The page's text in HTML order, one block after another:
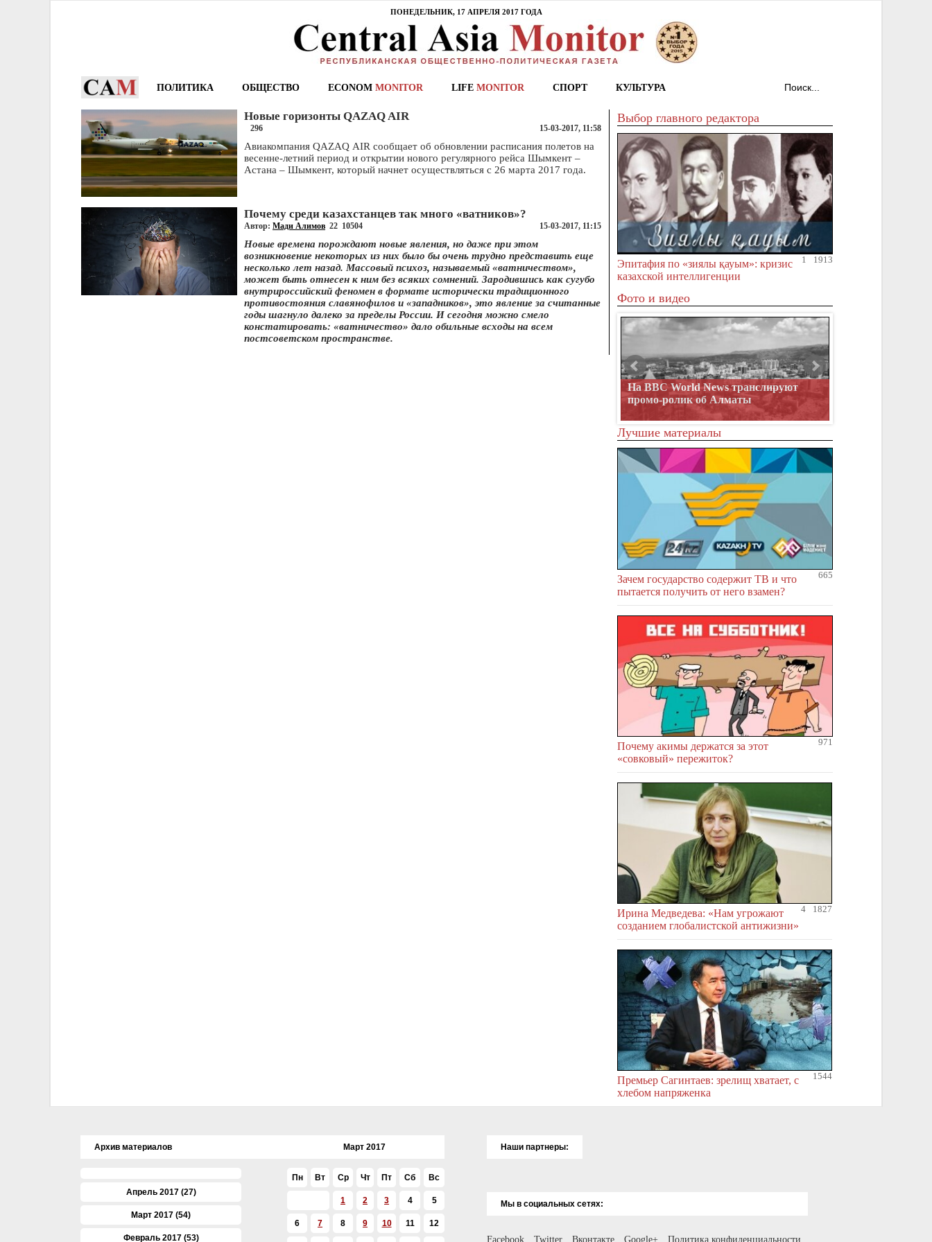
ПОНЕДЕЛЬНИК, 17 АПРЕЛЯ 2017 ГОДА
ПОЛИТИКА ОБЩЕСТВО ECONOM MONITOR LIFE MONITOR СПОРТ КУЛЬТУРА
Новые горизонты QAZAQ AIR
296 15-03-2017, 11:58
Авиакомпания QAZAQ AIR сообщает об обновлении расписания полетов на
весенне-летний период и открытии нового регулярного рейса Шымкент –
Астана – Шымкент, который начнет осуществляться с 26 марта 2017 года.
Почему среди казахстанцев так много «ватников»?
Автор: Мади Алимов 22 10504 15-03-2017, 11:15
Новые времена порождают новые явления, но даже при этом
возникновение некоторых из них было бы очень трудно представить еще
несколько лет назад. Массовый психоз, называемый «ватничеством»,
может быть отнесен к ним без всяких сомнений. Зародившись как сугубо
внутрироссийский феномен в формате исторически традиционного
противостояния славянофилов и «западников», это явление за считанные
годы шагнуло далеко за пределы России. И сегодня можно смело
констатировать: «ватничество» дало обильные всходы на всем
постсоветском пространстве.
Выбор главного редактора
1 1913
Эпитафия по «зиялы қауым»: кризис
казахской интеллигенции
Фото и видео
На BBC World News транслируют
промо-ролик об Алматы
Лучшие материалы
665
Зачем государство содержит ТВ и что
пытается получить от него взамен?
971
Почему акимы держатся за этот
«совковый» пережиток?
4 1827
Ирина Медведева: «Нам угрожают
созданием глобалистской антижизни»
1544
Премьер Сагинтаев: зрелищ хватает, с
хлебом напряженка
Архив материалов
Апрель 2017 (27)
Март 2017 (54)
Февраль 2017 (53)
Март 2017
Пн Вт Ср Чт Пт Сб Вс
1 2 3 4 5
6 7 8 9 10 11 12
Наши партнеры:
Мы в социальных сетях:
Facebook Twitter Вконтакте Google+ Политика конфиденциальности